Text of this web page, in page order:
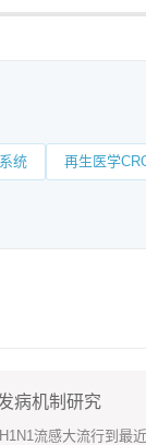
统 再生医学
病机制研究
流感大流行到最近